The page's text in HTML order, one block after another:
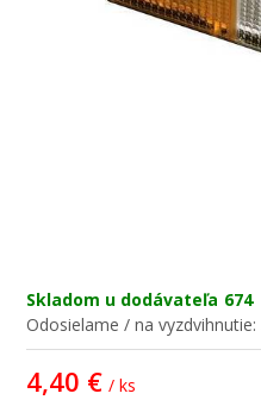
Skladom u dodávateľa 674
Odosielame / na vyzdvihnutie:
4,40 € / ks